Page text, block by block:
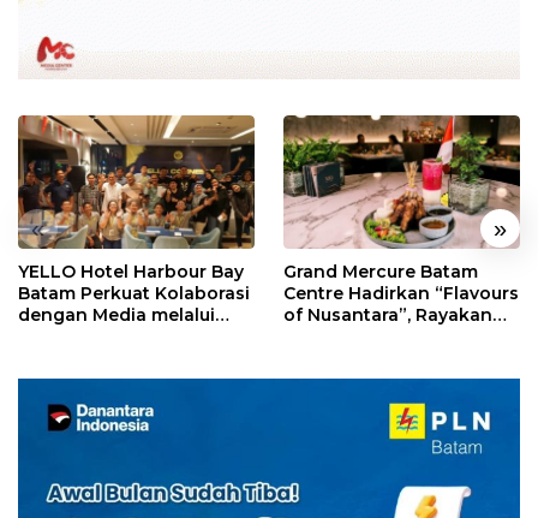
« »
YELLO Hotel Harbour Bay
Batam Perkuat Kolaborasi
dengan Media melalui
Grand Mercure Batam
Centre Hadirkan “Flavours
of Nusantara”, Rayakan